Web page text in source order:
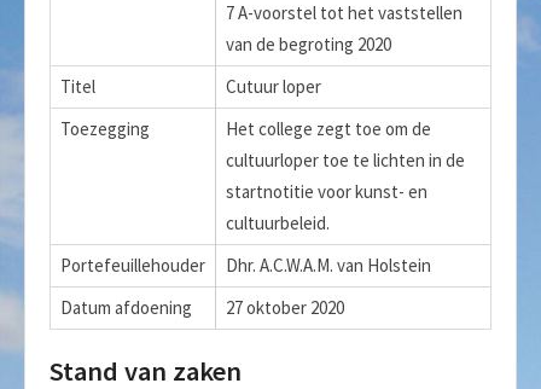
7 A-voorstel tot het vaststellen
van de begroting 2020
Titel
Cutuur loper
Toezegging
Het college zegt toe om de
cultuurloper toe te lichten in de
startnotitie voor kunst- en
cultuurbeleid.
Portefeuillehouder
Dhr. A.C.W.A.M. van Holstein
Datum afdoening
27 oktober 2020
Stand van zaken